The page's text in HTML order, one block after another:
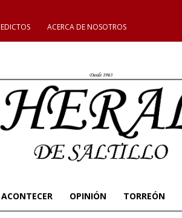
EDICTOS ACERCA DE NOSOTROS
ACONTECER OPINIÓN TORREÓN